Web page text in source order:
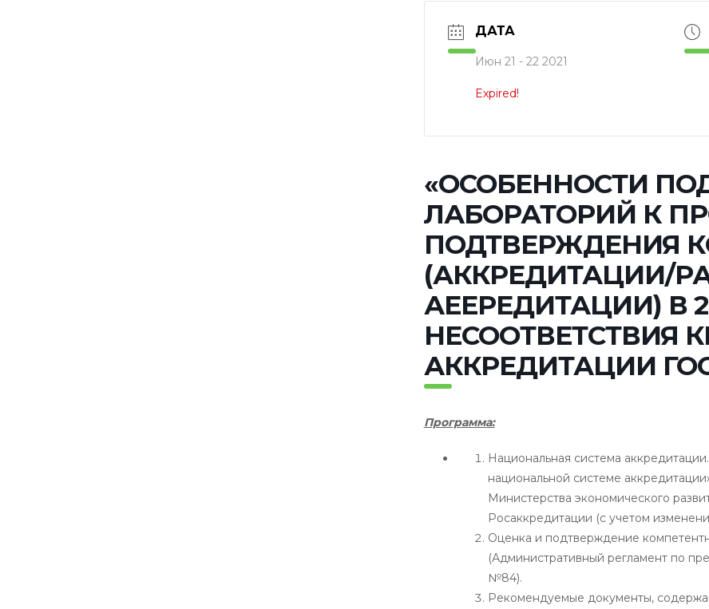
ДАТА
Июн 21 - 22 2021
Expired!
«ОСОБЕННОСТИ
ЛАБОРАТОРИЙ К
ПОДТВЕРЖДЕНИЯ
(АККРЕДИТАЦИИ/
АЕЕРЕДИТАЦИИ) В
НЕСООТВЕТСТВИЯ
АККРЕДИТАЦИИ ГОСТ
Программа:
Национальная система
национальной системе
Министерства экономического
Росаккредитации (с учетом
Оценка и подтверждение
(Административный регламент по
№84).
Рекомендуемые документы,